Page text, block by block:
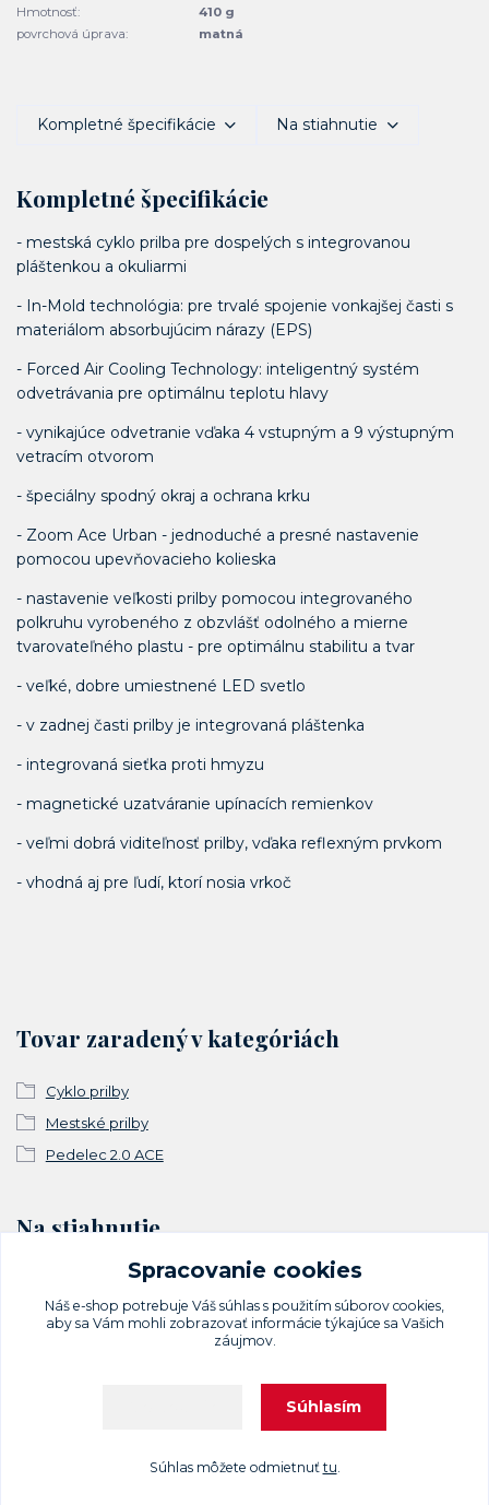
Hmotnosť:
410 g
povrchová úprava:
matná
Kompletné špecifikácie Na stiahnutie
Kompletné špecifikácie
- mestská cyklo prilba pre dospelých s integrovanou
pláštenkou a okuliarmi
- In-Mold technológia: pre trvalé spojenie vonkajšej časti s
materiálom absorbujúcim nárazy (EPS)
- Forced Air Cooling Technology: inteligentný systém
odvetrávania pre optimálnu teplotu hlavy
- vynikajúce odvetranie vďaka 4 vstupným a 9 výstupným
vetracím otvorom
- špeciálny spodný okraj a ochrana krku
- Zoom Ace Urban - jednoduché a presné nastavenie
pomocou upevňovacieho kolieska
- nastavenie veľkosti prilby pomocou integrovaného
polkruhu vyrobeného z obzvlášť odolného a mierne
tvarovateľného plastu - pre optimálnu stabilitu a tvar
- veľké, dobre umiestnené LED svetlo
- v zadnej časti prilby je integrovaná pláštenka
- integrovaná sieťka proti hmyzu
- magnetické uzatváranie upínacích remienkov
- veľmi dobrá viditeľnosť prilby, vďaka reflexným prvkom
- vhodná aj pre ľudí, ktorí nosia vrkoč
Tovar zaradený v kategóriách
Cyklo prilby
Mestské prilby
Pedelec 2.0 ACE
Na stiahnutie
Vyhlásenie o zhode
Upravit sběr cookies.
Vytvorené na Eshop-rychlo.sk
Spracovanie cookies
Náš e-shop potrebuje Váš súhlas s použitím súborov cookies,
aby sa Vám mohli zobrazovať informácie týkajúce sa Vašich
záujmov.
Súhlasím
Súhlas môžete odmietnuť tu